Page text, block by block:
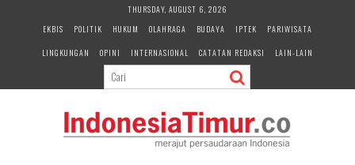
THURSDAY, AUGUST 6, 2026
EKBIS
POLITIK HUKUM OLAHRAGA BUDAYA IPTEK
PARIWISATA
LINGKUNGAN
OPINI INTERNASIONAL CATATAN REDAKSI LAIN-LAIN